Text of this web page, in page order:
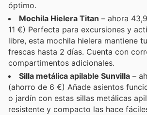
óptimo.
Mochila Hielera Titan – ahora
11 €) Perfecta para excursiones y
libre, esta mochila hielera mantiene
frescas hasta 2 días. Cuenta con
compartimentos adicionales.
Silla metálica apilable Sunvilla –
(ahorro de 6 €) Añade asientos
o jardín con estas sillas metálicas
resistente y compacto las hace